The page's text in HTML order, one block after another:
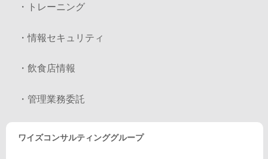
・トレーニング
・情報セキュリティ
・飲食店情報
・管理業務委託
ワイズコンサルティンググループ